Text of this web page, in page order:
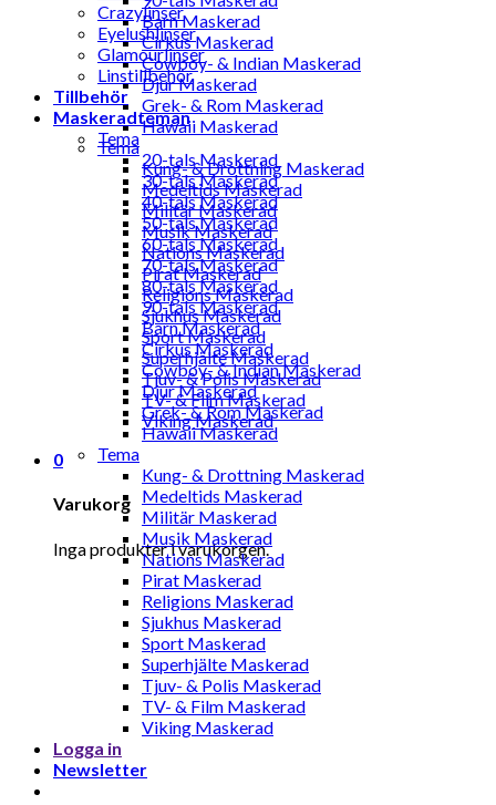
Barn Maskerad
Cirkus Maskerad
Cowboy- & Indian Maskerad
Djur Maskerad
Grek- & Rom Maskerad
Hawaii Maskerad
Tema
Kung- & Drottning Maskerad
Medeltids Maskerad
Militär Maskerad
Musik Maskerad
Nations Maskerad
Pirat Maskerad
Religions Maskerad
Sjukhus Maskerad
Sport Maskerad
Superhjälte Maskerad
Tjuv- & Polis Maskerad
TV- & Film Maskerad
Viking Maskerad
0
Varukorg
Inga produkter i varukorgen.
Crazylinser
Eyelushlinser
Glamourlinser
Linstillbehör
Tillbehör
Maskeradteman
Tema
20-tals Maskerad
30-tals Maskerad
40-tals Maskerad
50-tals Maskerad
60-tals Maskerad
70-tals Maskerad
80-tals Maskerad
90-tals Maskerad
Barn Maskerad
Cirkus Maskerad
Cowboy- & Indian Maskerad
Djur Maskerad
Grek- & Rom Maskerad
Hawaii Maskerad
Tema
Kung- & Drottning Maskerad
Medeltids Maskerad
Militär Maskerad
Musik Maskerad
Nations Maskerad
Pirat Maskerad
Religions Maskerad
Sjukhus Maskerad
Sport Maskerad
Superhjälte Maskerad
Tjuv- & Polis Maskerad
TV- & Film Maskerad
Viking Maskerad
Logga in
Newsletter